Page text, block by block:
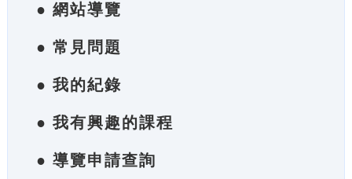
● 網站導覽
● 常見問題
● 我的紀錄
● 我有興趣的課程
● 導覽申請查詢